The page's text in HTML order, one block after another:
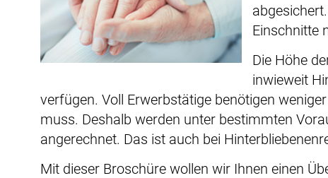
Einschnitte
Die Höhe
inwieweit
verfügen. Voll Erwerbstätige benötigen
muss. Deshalb werden unter bestimmten
angerechnet. Das ist auch bei
Mit dieser Broschüre wollen wir Ihnen einen